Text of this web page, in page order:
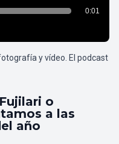
y vídeo. El podcast
o
a las
año